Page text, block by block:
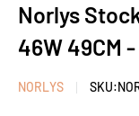
Norlys
46W 49CM
NORLYS SKU: